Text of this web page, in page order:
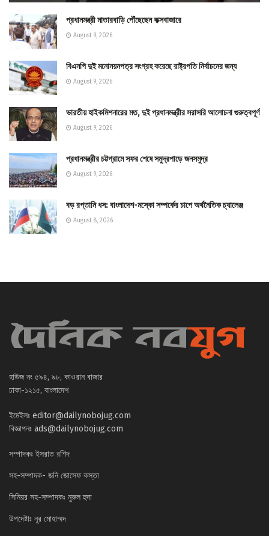
প্রধানমন্ত্রী মাতারবাড়ি পৌঁছেছেন কক্সবাজারে
August 9, 2026
বিএনপি দুই মনোনয়নপত্র সংগ্রহ করেছে রাষ্ট্রপতি নির্বাচনের জন্য
August 9, 2026
ভারতীয় হাইকমিশনারের মত, দুই প্রধানমন্ত্রীর সরাসরি আলোচনা গুরুত্বপূর্ণ
August 9, 2026
প্রধানমন্ত্রীর চট্টগ্রামে সফর শেষে সমুদ্রপাড়ে জনসমুদ্র
August 9, 2026
বড় রপ্তানি ধস: বাংলাদেশ-মস্কো সম্পর্কের চাপে অর্থনৈতিক চ্যালেঞ্জ
August 8, 2026
হাউজ নং ৫৯৪, ৯৮, কাওরান বাজার
ঢাকা-১২১৫, বাংলাদেশ
ইমেইলঃ editor@dailynobojug.com
বিজ্ঞাপনঃ ads@dailynobojug.com
সম্পাদকঃ ইসরাত রশিদ
সহ-সম্পাদক- জনি জোসেফ কস্তা
সিনিয়র সহ-সম্পাদকঃ নুরুল হুদা
উপদেষ্টাঃ নূর মোহাম্মদ